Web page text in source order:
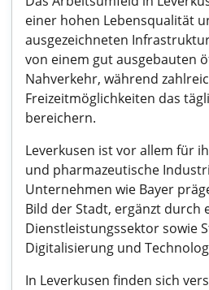
einer hohen Lebensqualität
ausgezeichneten
von einem gut ausgebauten
Nahverkehr, während
Freizeitmöglichkeiten das
bereichern.
Leverkusen ist vor allem für
und pharmazeutische
Unternehmen wie Bayer
Bild der Stadt, ergänzt durch
Dienstleistungssektor sowie
Digitalisierung und
In Leverkusen finden sich